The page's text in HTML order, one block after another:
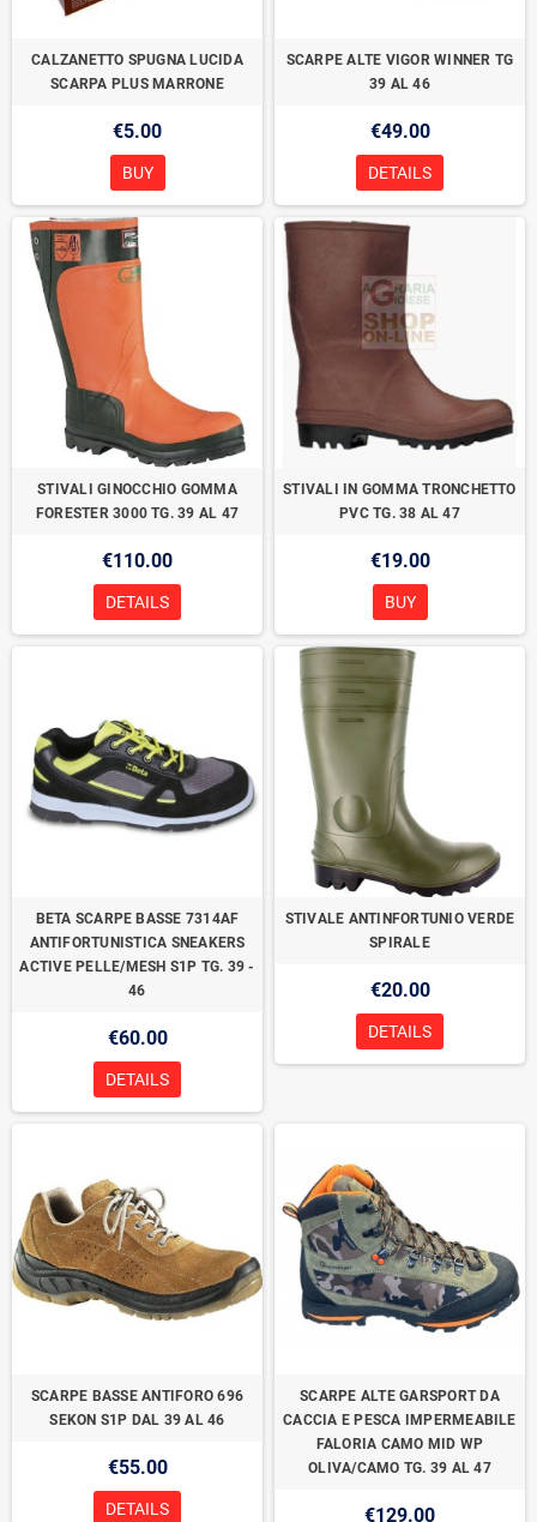
CALZANETTO SPUGNA LUCIDA
SCARPA PLUS MARRONE
€5.00
BUY
SCARPE ALTE VIGOR WINNER TG
39 AL 46
€49.00
DETAILS
STIVALI GINOCCHIO GOMMA
FORESTER 3000 TG. 39 AL 47
€110.00
DETAILS
STIVALI IN GOMMA TRONCHETTO
PVC TG. 38 AL 47
€19.00
BUY
BETA SCARPE BASSE 7314AF
ANTIFORTUNISTICA SNEAKERS
ACTIVE PELLE/MESH S1P TG. 39 -
46
€60.00
DETAILS
STIVALE ANTINFORTUNIO VERDE
SPIRALE
€20.00
DETAILS
SCARPE BASSE ANTIFORO 696
SEKON S1P DAL 39 AL 46
€55.00
DETAILS
SCARPE ALTE GARSPORT DA
CACCIA E PESCA IMPERMEABILE
FALORIA CAMO MID WP
OLIVA/CAMO TG. 39 AL 47
€129.00